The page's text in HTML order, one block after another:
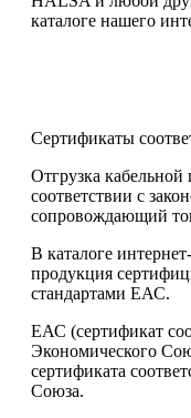
каталоге нашего
Сертификаты
Отгрузка кабельной
соответствии с
сопровождающий
В каталоге
продукция
стандартами ЕАС.
ЕАС (сертификат
Экономического
сертификата
Союза.